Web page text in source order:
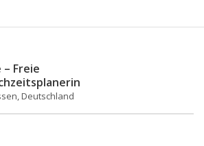
Freie
Deutschland